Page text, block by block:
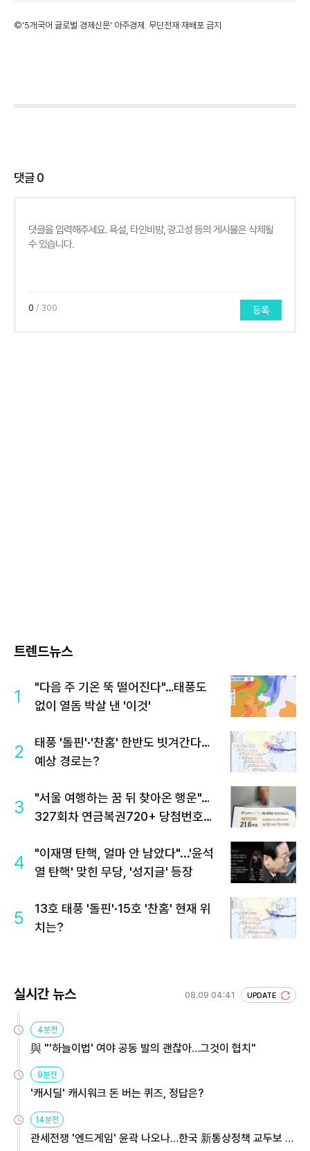
©'5개국어 글로벌 경제신문' 아주경제. 무단전재·재배포 금지
댓글0
0 / 300 등록
트렌드뉴스
1
"다음 주 기온 뚝 떨어진다"…태풍도
없이 열돔 박살 낸 '이것'
2
태풍 '돌핀'·'찬홈' 한반도 빗겨간다…
예상 경로는?
3
"서울 여행하는 꿈 뒤 찾아온 행운"…
327회차 연금복권720+ 당첨번호조
4
"이재명 탄핵, 얼마 안 남았다"...'윤석
열 탄핵' 맞힌 무당, '성지글' 등장
5
13호 태풍 '돌핀'·15호 '찬홈' 현재 위
치는?
실시간 뉴스 08.09 04:41 UPDATE
4분전
與 "'하늘이법' 여야 공동 발의 괜찮아…그것이 협치"
9분전
'캐시딜' 캐시워크 돈 버는 퀴즈, 정답은?
14분전
관세전쟁 '엔드게임' 윤곽 나오나…한국 新통상정책 교두보 활